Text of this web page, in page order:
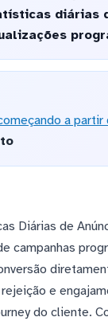
diárias
a partir
Diárias de
campanhas
e
do cliente.